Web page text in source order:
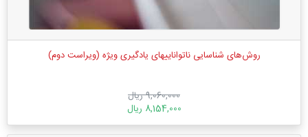
روش‌های شناسایی نا‌تواناییهای یادگیری ویژه (ویراست دوم)
9,060,000 ریال
8,154,000 ریال